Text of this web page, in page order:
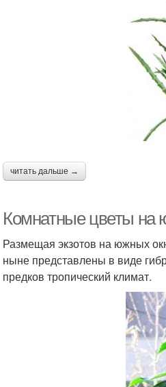
читать дальше →
Комнатные цветы на
Размещая экзотов на южных
ныне представлены в виде
предков тропический климат.